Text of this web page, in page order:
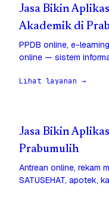
Jasa Bikin
Akademik di
PPDB online, e-
online — sistem
Lihat layanan →
Jasa Bikin
Prabumulih
Antrean online, rekam
SATUSEHAT, apotek,